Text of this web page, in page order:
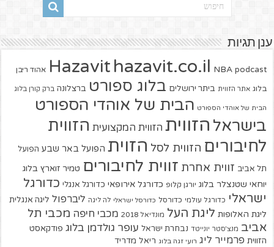
ענן תגיות
Hazavit hazavit.co.il NBA podcast אהוד ריבן
בלוג אתר הזווית ביתר ירושלים בלוג ספורט ברצלונה ברק קורן בלוג
הבית של אוהדי הספורט הבית של אוהדי הספורט
בישראל הזווית הזווית המקצועית הזווית
לחיבורים הזווית לסל הזוית הפועל באר שבע הפועל
תל אביב זווית אחרת זווית לחיבורים טמיר זוארץ בלוג
יוחאי שטנצלר בלוג יורגן קלופ כדורגל אירופאי כדורגל אנגלי כדורגל
ישראלי כדורגל עולמי כדורסל כדורסל ישראלי לה ליגה ליברפול ליגה אנגלית
ליגת האלופות ליגת העל מונדיאל 2018 מכבי חיפה מכבי תל
אביב מנצ'סטר יונייטד נבחרת ישראל עופר גולדמן בלוג פודקאסט
הזווית פרמייר ליג רועי זגה בלוג ריאל מדריד